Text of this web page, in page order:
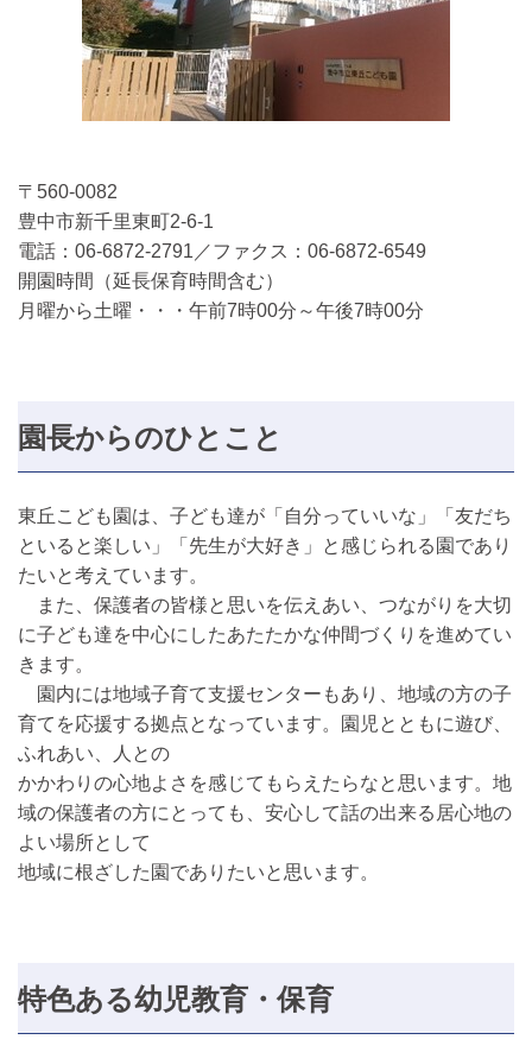
〒560-0082
豊中市新千里東町2-6-1
電話：06-6872-2791／ファクス：06-6872-6549
開園時間（延長保育時間含む）
月曜から土曜・・・午前7時00分～午後7時00分
園長からのひとこと
東丘こども園は、子ども達が「自分っていいな」「友だち
といると楽しい」「先生が大好き」と感じられる園であり
たいと考えています。
また、保護者の皆様と思いを伝えあい、つながりを大切
に子ども達を中心にしたあたたかな仲間づくりを進めてい
きます。
園内には地域子育て支援センターもあり、地域の方の子
育てを応援する拠点となっています。園児とともに遊び、
ふれあい、人との
かかわりの心地よさを感じてもらえたらなと思います。地
域の保護者の方にとっても、安心して話の出来る居心地の
よい場所として
地域に根ざした園でありたいと思います。
特色ある幼児教育・保育